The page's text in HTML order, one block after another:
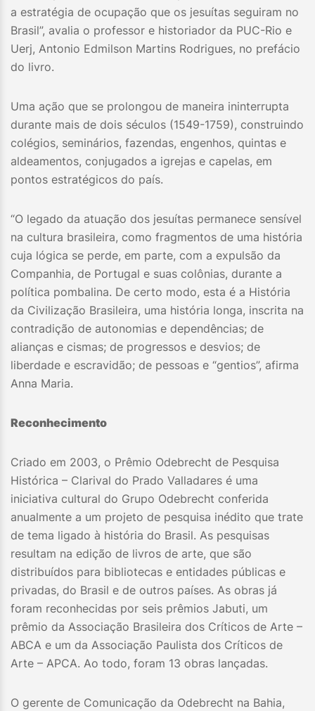
a estratégia de ocupação que os jesuítas seguiram no
Brasil”, avalia o professor e historiador da PUC-Rio e
Uerj, Antonio Edmilson Martins Rodrigues, no prefácio
do livro.
Uma ação que se prolongou de maneira ininterrupta
durante mais de dois séculos (1549-1759), construindo
colégios, seminários, fazendas, engenhos, quintas e
aldeamentos, conjugados a igrejas e capelas, em
pontos estratégicos do país.
“O legado da atuação dos jesuítas permanece sensível
na cultura brasileira, como fragmentos de uma história
cuja lógica se perde, em parte, com a expulsão da
Companhia, de Portugal e suas colônias, durante a
política pombalina. De certo modo, esta é a História
da Civilização Brasileira, uma história longa, inscrita na
contradição de autonomias e dependências; de
alianças e cismas; de progressos e desvios; de
liberdade e escravidão; de pessoas e “gentios”, afirma
Anna Maria.
Reconhecimento
Criado em 2003, o Prêmio Odebrecht de Pesquisa
Histórica – Clarival do Prado Valladares é uma
iniciativa cultural do Grupo Odebrecht conferida
anualmente a um projeto de pesquisa inédito que trate
de tema ligado à história do Brasil. As pesquisas
resultam na edição de livros de arte, que são
distribuídos para bibliotecas e entidades públicas e
privadas, do Brasil e de outros países. As obras já
foram reconhecidas por seis prêmios Jabuti, um
prêmio da Associação Brasileira dos Críticos de Arte –
ABCA e um da Associação Paulista dos Críticos de
Arte – APCA. Ao todo, foram 13 obras lançadas.
O gerente de Comunicação da Odebrecht na Bahia,